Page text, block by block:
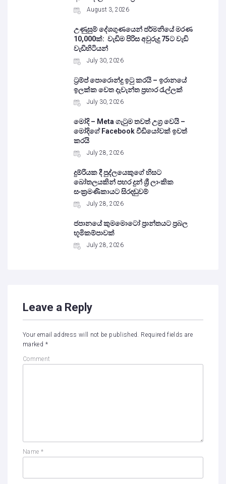
August 3, 2026
උණුසුම් දේශගුණයෙන් ජර්මනියේ මරණ
10,000ක්: වැඩිම පිරිස අවුරුදු 75ට වැඩි
වැඩිහිටියන්
July 30, 2026
ට්‍රම්ප් පොරොන්දු ඉටු කරයි – ඉරානයේ
ඉලක්ක වෙත දැවැන්ත ප්‍රහාර රැල්ලක්
July 30, 2026
මෝදි – Meta ගැටුම තවත් උග්‍ර වෙයි –
මෝදිගේ Facebook වීඩියෝවක් ඉවත්
කරයි
July 28, 2026
දුම්රියක දී පුද්ලයෙකුගේ හිසට
බෝතලයකින් පහර දුන් ශ්‍රී ලාංකික
සංක්‍රමණිකායට සිරදඬුවම්
July 28, 2026
ජපානයේ කුමමොටෝ ප්‍රාන්තයට ප්‍රබල
භූමිකම්පාවක්
July 28, 2026
Leave a Reply
Your email address will not be published. Required fields are
marked *
Comment
Name *